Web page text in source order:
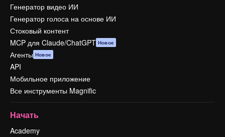
Генератор видео ИИ
Генератор голоса на основе ИИ
Стоковый контент
MCP для Claude/ChatGPT Новое
Агенты Новое
API
Мобильное приложение
Все инструменты Magnific
Начать
Academy